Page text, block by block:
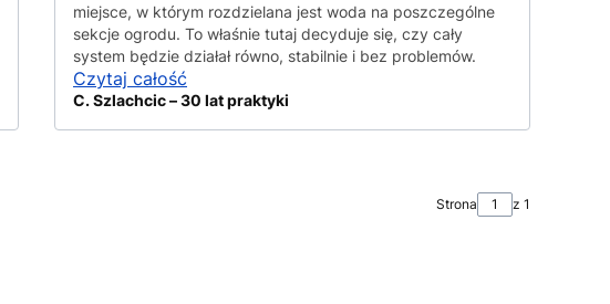
miejsce, w którym rozdzielana jest woda na poszczególne
sekcje ogrodu. To właśnie tutaj decyduje się, czy cały
system będzie działał równo, stabilnie i bez problemów.
Czytaj całość
C. Szlachcic – 30 lat praktyki
Strona z 1